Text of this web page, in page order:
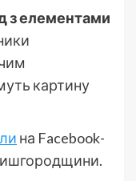
з елементами
картину
на Facebook-